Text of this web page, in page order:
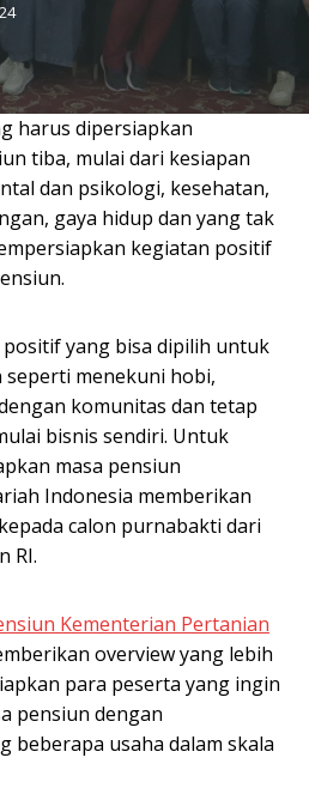
harus dipersiapkan
tiba, mulai dari kesiapan
dan psikologi, kesehatan,
gaya hidup dan yang tak
kegiatan positif
yang bisa dipilih untuk
seperti menekuni hobi,
komunitas dan tetap
bisnis sendiri. Untuk
masa pensiun
Indonesia memberikan
calon purnabakti dari
RI.
Kementerian Pertanian
overview yang lebih
para peserta yang ingin
pensiun dengan
beberapa usaha dalam skala